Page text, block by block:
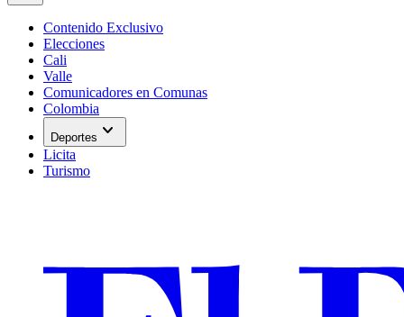
Contenido Exclusivo
Elecciones
Cali
Valle
Comunicadores en Comunas
Colombia
Deportes expand_more
Licita
Turismo